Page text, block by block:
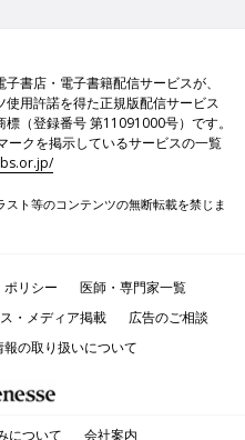
書店・電子書籍配信サービスが、
使用許諾を得た正規版配信サービス
（登録番号 第11091000号）です。
ークを掲示しているサービスの一覧
ト等のコンテンツの無断転載を禁じま
ポリシー
医師・専門家一覧
・メディア掲載
広告のご相談
報の取り扱いについて
について 会社案内